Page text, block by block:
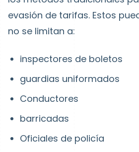
evasión de tarifas. Estos
no se limitan a:
inspectores de boletos
guardias uniformados
Conductores
barricadas
Oficiales de policía